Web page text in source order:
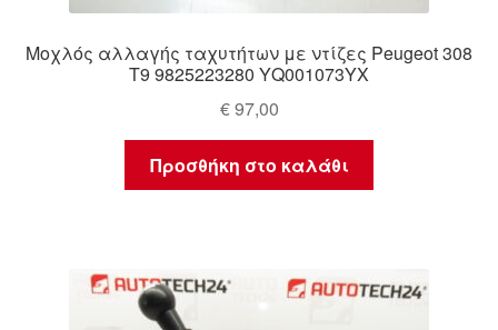
Μοχλός αλλαγής ταχυτήτων με ντίζες Peugeot 308
T9 9825223280 YQ001073YX
€97,00
Προσθήκη στο καλάθι